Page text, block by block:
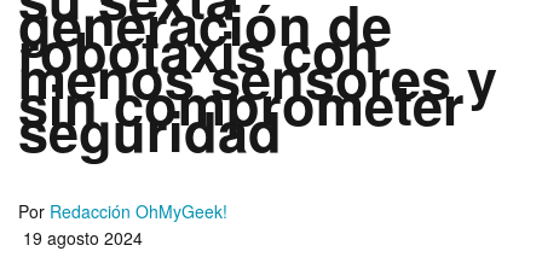
generación de
robotaxis con
menos sensores y
sin comprometer
seguridad
Por Redacción OhMyGeek!
19 agosto 2024